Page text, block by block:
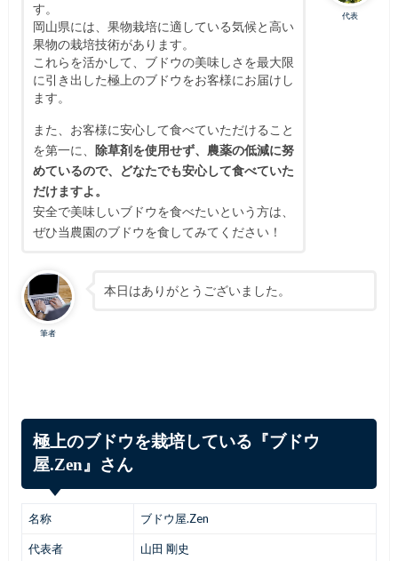
代表
す。
岡山県には、果物栽培に適している気候と高い
果物の栽培技術があります。
これらを活かして、ブドウの美味しさを最大限
に引き出した極上のブドウをお客様にお届けし
ます。
また、お客様に安心して食べていただけること
を第一に、 除草剤を使用せず、農薬の低減に努
めているので、どなたでも安心して食べていた
だけますよ。
安全で美味しいブドウを食べたいという方は、
ぜひ当農園のブドウを食してみてください！
筆者
本日はありがとうございました。
極上のブドウを栽培している『ブドウ
屋.Zen』さん
名称 ブドウ屋.Zen
代表者 山田 剛史